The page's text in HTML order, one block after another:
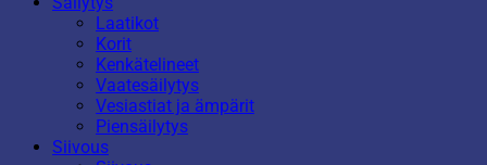
Laatikot
Korit
Kenkätelineet
Vaatesäilytys
Vesiastiat ja ämpärit
Piensäilytys
Siivous